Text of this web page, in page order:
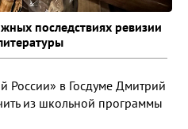
последствиях ревизии
в Госдуме Дмитрий
из школьной программы